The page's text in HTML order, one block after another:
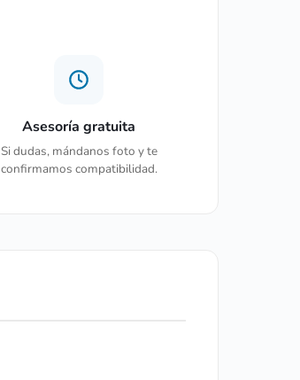
Asesoría gratuita
Si dudas, mándanos foto y te
confirmamos compatibilidad.